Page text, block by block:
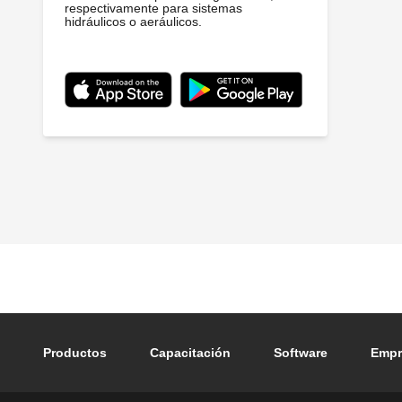
respectivamente para sistemas
hidráulicos o aeráulicos.
Footer main navigation
Productos Capacitación Software